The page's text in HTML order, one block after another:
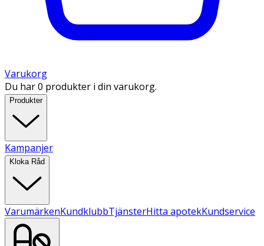
Varukorg
Du har 0 produkter i din varukorg.
Produkter
Kampanjer
Kloka Råd
VarumärkenKundklubbTjänsterHitta apotekKundservice